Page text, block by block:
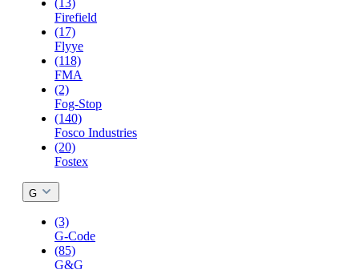
Firefield
(17)
Flyye
(118)
FMA
(2)
Fog-Stop
(140)
Fosco Industries
(20)
Fostex
G
(3)
G-Code
(85)
G&G